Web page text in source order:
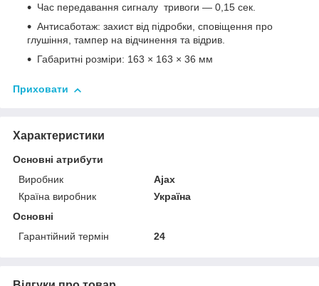
Час передавання сигналу тривоги — 0,15 сек.
Антисаботаж: захист від підробки, сповіщення про
глушіння, тампер на відчинення та відрив.
Габаритні розміри: 163 × 163 × 36 мм
Приховати
Характеристики
Основні атрибути
Виробник
Ajax
Країна виробник
Україна
Основні
Гарантійний термін
24